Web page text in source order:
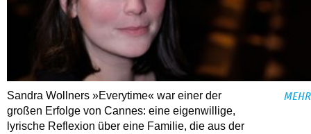
Sandra Wollners »Everytime« war einer der
großen Erfolge von Cannes: eine eigenwillige,
lyrische Reflexion über eine ­Familie, die aus der
MEHR